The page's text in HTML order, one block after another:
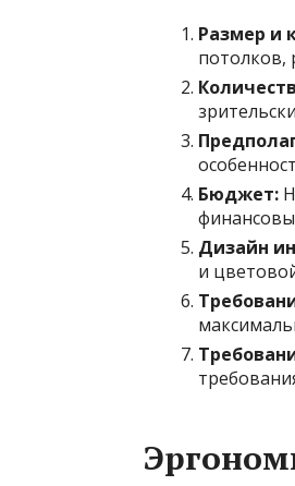
Размер и
потолков,
Бюджет:
Дизайн
и